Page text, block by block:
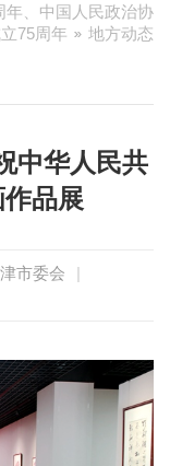
年、中国人民政治协
75周年
地方动态
中华人民共
品展
市委会
|